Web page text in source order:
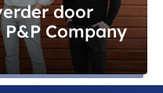
door
Company